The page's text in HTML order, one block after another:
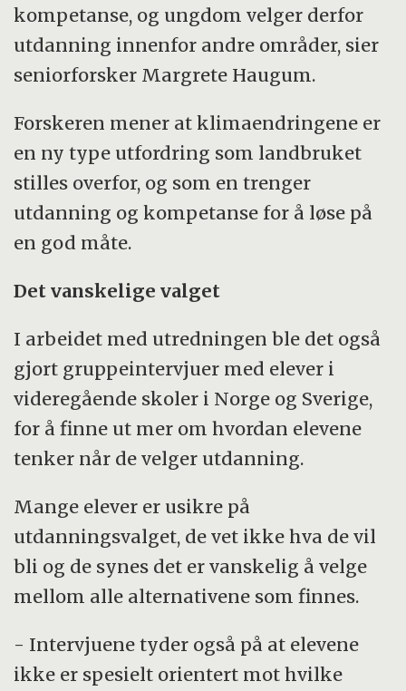
kompetanse, og ungdom velger derfor
utdanning innenfor andre områder, sier
seniorforsker Margrete Haugum.
Forskeren mener at klimaendringene er
en ny type utfordring som landbruket
stilles overfor, og som en trenger
utdanning og kompetanse for å løse på
en god måte.
Det vanskelige valget
I arbeidet med utredningen ble det også
gjort gruppeintervjuer med elever i
videregående skoler i Norge og Sverige,
for å finne ut mer om hvordan elevene
tenker når de velger utdanning.
Mange elever er usikre på
utdanningsvalget, de vet ikke hva de vil
bli og de synes det er vanskelig å velge
mellom alle alternativene som finnes.
- Intervjuene tyder også på at elevene
ikke er spesielt orientert mot hvilke